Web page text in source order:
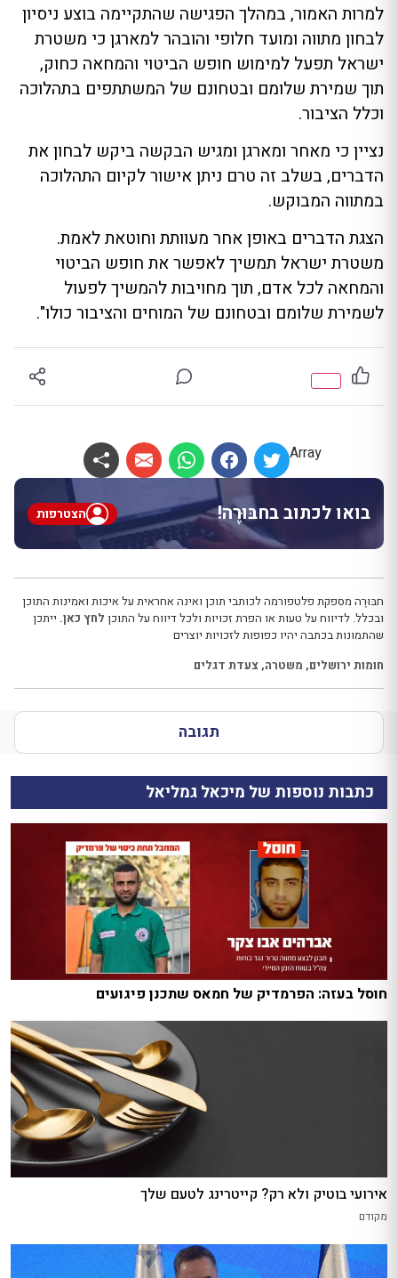
למרות האמור, במהלך הפגישה שהתקיימה בוצע ניסיון
לבחון מתווה ומועד חלופי והובהר למארגן כי משטרת
ישראל תפעל למימוש חופש הביטוי והמחאה כחוק,
תוך שמירת שלומם ובטחונם של המשתתפים בתהלוכה
וכלל הציבור.
נציין כי מאחר ומארגן ומגיש הבקשה ביקש לבחון את
הדברים, בשלב זה טרם ניתן אישור לקיום התהלוכה
במתווה המבוקש.
הצגת הדברים באופן אחר מעוותת וחוטאת לאמת.
משטרת ישראל תמשיך לאפשר את חופש הביטוי
והמחאה לכל אדם, תוך מחויבות להמשיך לפעול
לשמירת שלומם ובטחונם של המוחים והציבור כולו".
Array
בואו לכתוב בחבּוּרֶה! הצטרפות
חבּוּרֶה מספקת פלטפורמה לכותבי תוכן ואינה אחראית על איכות ואמינות התוכן
ובכלל. לדיווח על טעות או הפרת זכויות ולכל דיווח על התוכן לחץ כאן. ייתכן
שהתמונות בכתבה יהיו כפופות לזכויות יוצרים
חומות ירושלים, משטרה, צעדת דגלים
תגובה
כתבות נוספות של מיכאל גמליאל
חוסל בעזה: הפרמדיק של חמאס שתכנן פיגועים
אירועי בוטיק ולא רק? קייטרינג לטעם שלך
מקודם